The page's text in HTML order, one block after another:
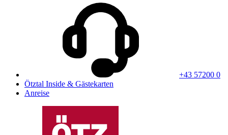
+43 57200 0
Ötztal Inside & Gästekarten
Anreise